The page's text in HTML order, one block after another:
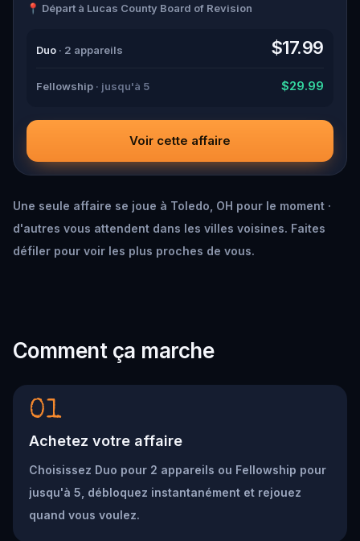
suspects, and expose the real murderer before they strike
📍 Départ à Lucas County Board of Revision
Duo · 2 appareils $17.99
Fellowship · jusqu'à 5 $29.99
Voir cette affaire
Une seule affaire se joue à Toledo, OH pour le moment ·
d'autres vous attendent dans les villes voisines. Faites
défiler pour voir les plus proches de vous.
Comment ça marche
01
Achetez votre affaire
Choisissez Duo pour 2 appareils ou Fellowship pour
jusqu'à 5, débloquez instantanément et rejouez
quand vous voulez.